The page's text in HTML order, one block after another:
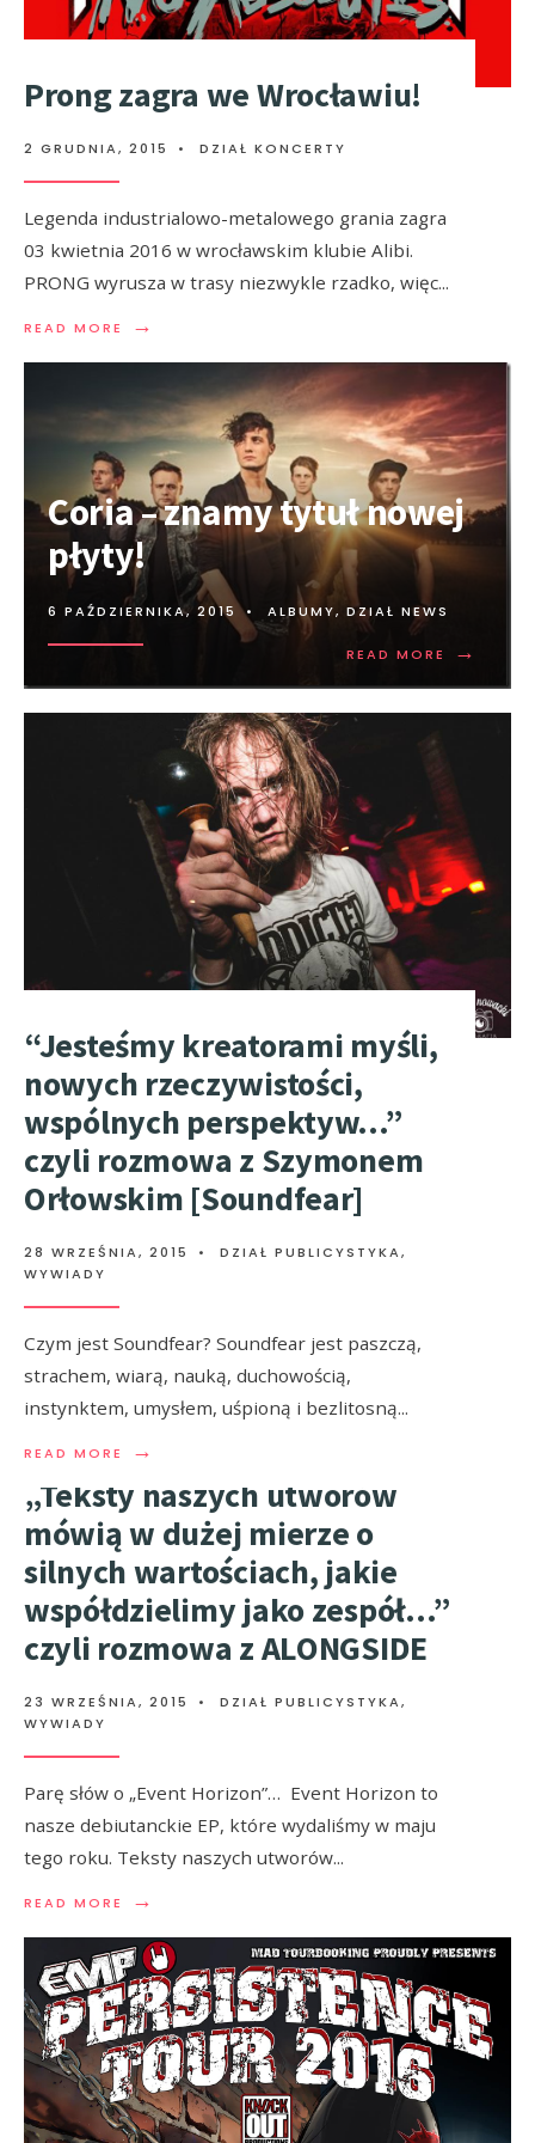
Prong zagra we Wrocławiu!
2 GRUDNIA, 2015 • DZIAŁ KONCERTY
Legenda industrialowo-metalowego grania zagra
03 kwietnia 2016 w wrocławskim klubie Alibi.
PRONG wyrusza w trasy niezwykle rzadko, więc...
READ MORE →
Coria – znamy tytuł nowej
płyty!
6 PAŹDZIERNIKA, 2015 • ALBUMY, DZIAŁ NEWS
READ MORE →
“Jesteśmy kreatorami myśli,
nowych rzeczywistości,
wspólnych perspektyw…”
czyli rozmowa z Szymonem
Orłowskim [Soundfear]
28 WRZEŚNIA, 2015 • DZIAŁ PUBLICYSTYKA,
WYWIADY
Czym jest Soundfear? Soundfear jest paszczą,
strachem, wiarą, nauką, duchowością,
instynktem, umysłem, uśpioną i bezlitosną...
READ MORE →
„Teksty naszych utworów
mówią w dużej mierze o
silnych wartościach, jakie
współdzielimy jako zespół…”
czyli rozmowa z ALONGSIDE
23 WRZEŚNIA, 2015 • DZIAŁ PUBLICYSTYKA,
WYWIADY
Parę słów o „Event Horizon”… Event Horizon to
nasze debiutanckie EP, które wydaliśmy w maju
tego roku. Teksty naszych utworów...
READ MORE →